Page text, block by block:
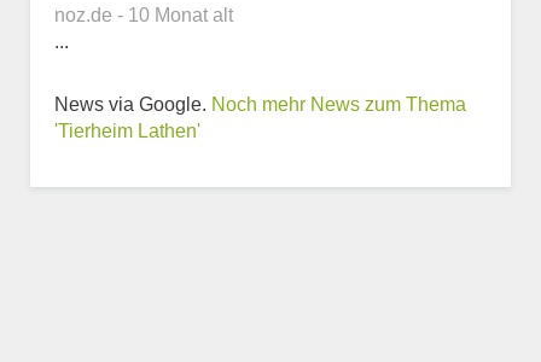
zum Tierheim
Trägerverein
noz.de - 10 Monat alt
...
News via Google. Noch mehr News zum Thema
'Tierheim Lathen'